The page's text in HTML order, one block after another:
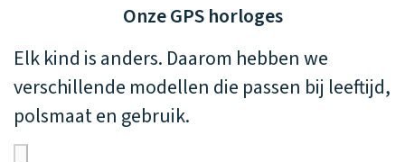
Onze GPS horloges
Elk kind is anders. Daarom hebben we
verschillende modellen die passen bij leeftijd,
polsmaat en gebruik.